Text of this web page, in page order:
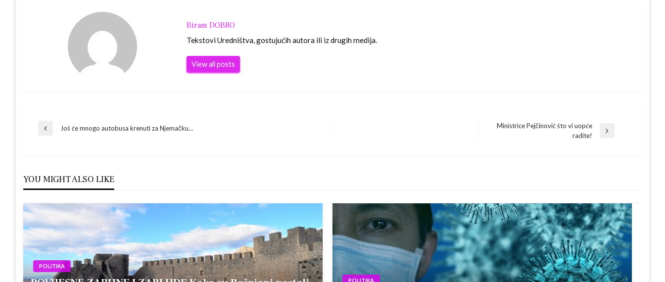
Biram DOBRO
Tekstovi Uredništva, gostujućih autora ili iz drugih medija.
View all posts
Navigacija
Previous
Još će mnogo autobusa krenuti za Njemačku…
Ministrice Pejčinović što vi uopće
radite!
YOU MIGHT ALSO LIKE
POLITIKA
POLITIKA